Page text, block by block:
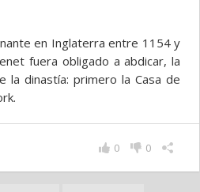
en Inglaterra entre 1154 y
fuera obligado a abdicar, la
la dinastía: primero la Casa de
0
0